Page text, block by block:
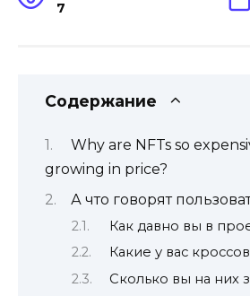
7
Содержание
Why are NFTs so
growing in price?
А что говорят
Как давно вы в
Какие у вас
Сколько вы на них